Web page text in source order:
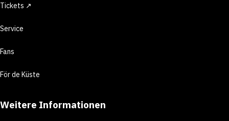
Tickets ↗
Service
Fans
För de Küste
Weitere Informationen